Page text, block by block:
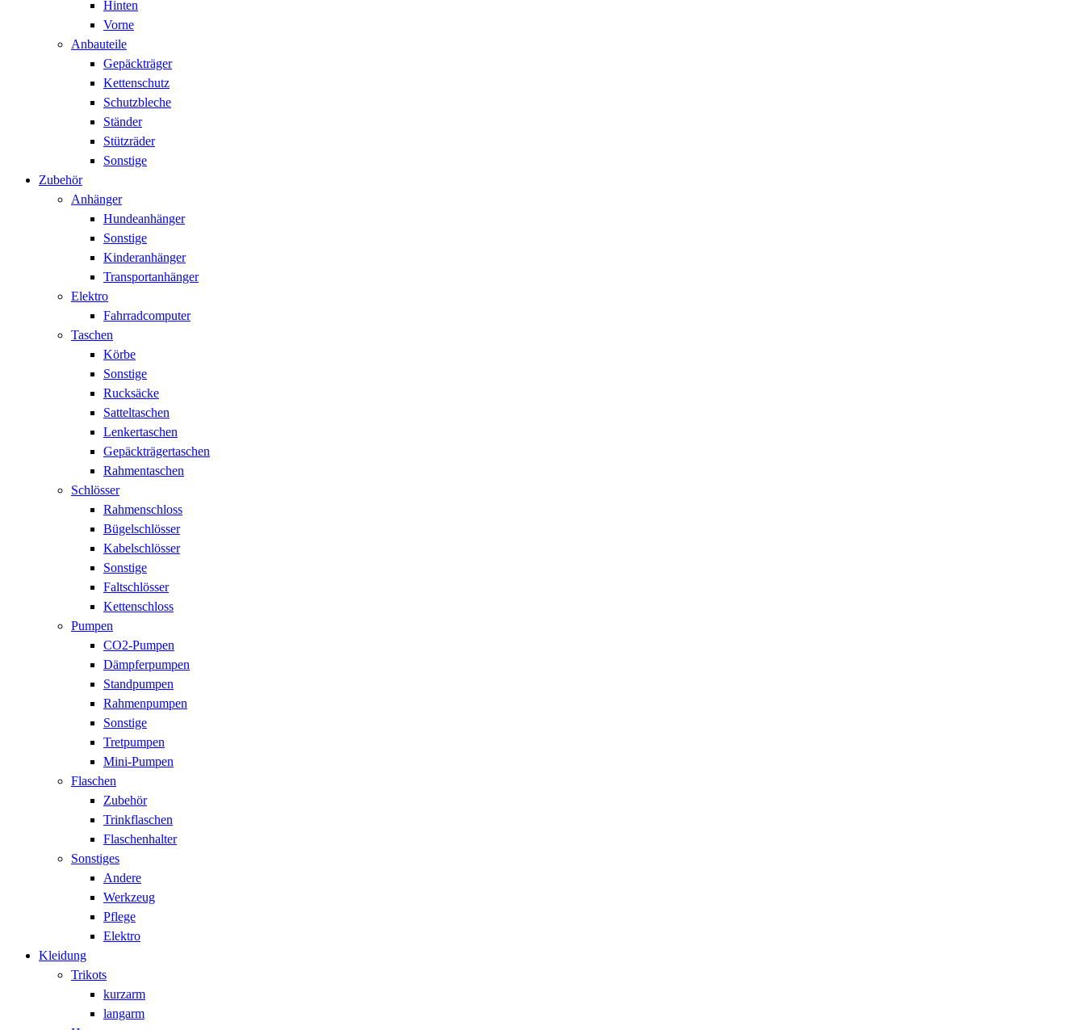
Hinten
Vorne
Anbauteile
Gepäckträger
Kettenschutz
Schutzbleche
Ständer
Stützräder
Sonstige
Zubehör
Anhänger
Hundeanhänger
Sonstige
Kinderanhänger
Transportanhänger
Elektro
Fahrradcomputer
Taschen
Körbe
Sonstige
Rucksäcke
Satteltaschen
Lenkertaschen
Gepäckträgertaschen
Rahmentaschen
Schlösser
Rahmenschloss
Bügelschlösser
Kabelschlösser
Sonstige
Faltschlösser
Kettenschloss
Pumpen
CO2-Pumpen
Dämpferpumpen
Standpumpen
Rahmenpumpen
Sonstige
Tretpumpen
Mini-Pumpen
Flaschen
Zubehör
Trinkflaschen
Flaschenhalter
Sonstiges
Andere
Werkzeug
Pflege
Elektro
Kleidung
Trikots
kurzarm
langarm